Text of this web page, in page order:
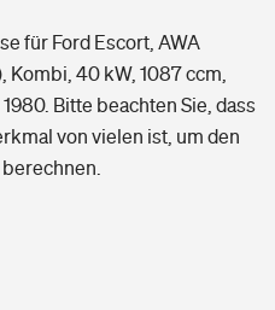
für Ford Escort, AWA
Kombi, 40 kW, 1087 ccm,
Bitte beachten Sie, dass
von vielen ist, um den